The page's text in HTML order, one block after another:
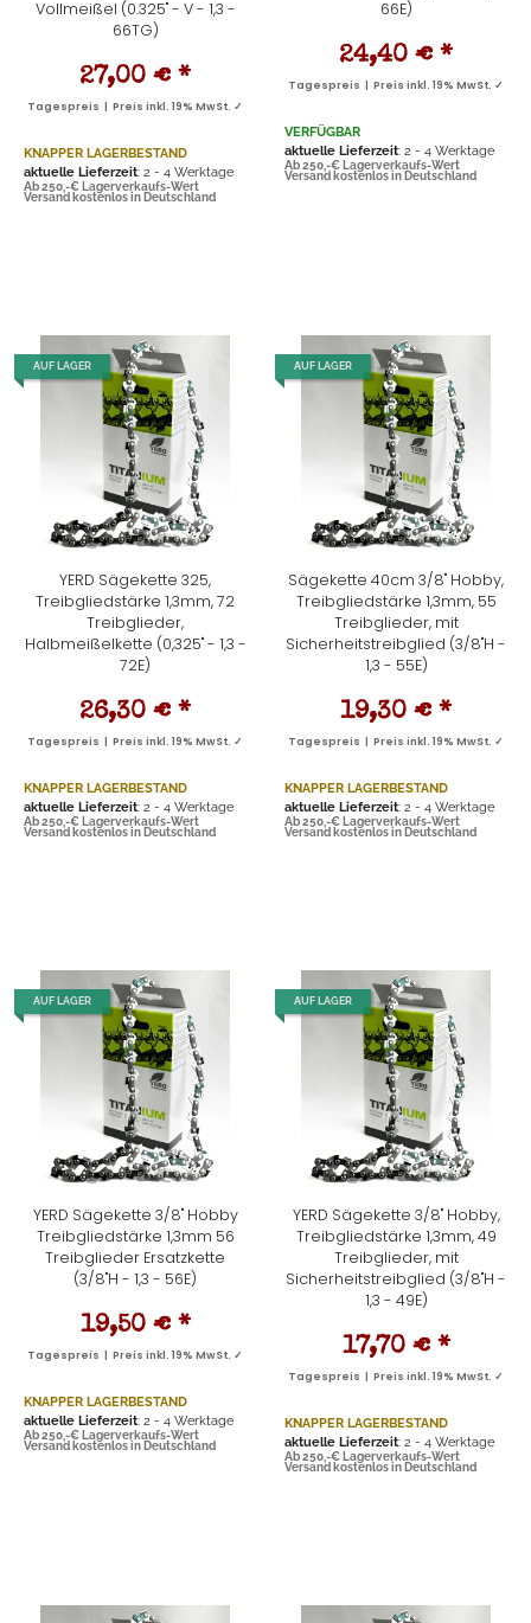
Vollmeißel (0.325" - V - 1,3 -
66TG)
27,00 € *
Tagespreis | Preis inkl. 19% MwSt. ✓
KNAPPER LAGERBESTAND
aktuelle Lieferzeit: 2 - 4 Werktage
Ab 250,-€ Lagerverkaufs-Wert
Versand kostenlos in Deutschland
66E)
24,40 € *
Tagespreis | Preis inkl. 19% MwSt. ✓
VERFÜGBAR
aktuelle Lieferzeit: 2 - 4 Werktage
Ab 250,-€ Lagerverkaufs-Wert
Versand kostenlos in Deutschland
AUF LAGER
YERD Sägekette 325,
Treibgliedstärke 1,3mm, 72
Treibglieder,
Halbmeißelkette (0,325" - 1,3 -
72E)
26,30 € *
Tagespreis | Preis inkl. 19% MwSt. ✓
KNAPPER LAGERBESTAND
aktuelle Lieferzeit: 2 - 4 Werktage
Ab 250,-€ Lagerverkaufs-Wert
Versand kostenlos in Deutschland
AUF LAGER
Sägekette 40cm 3/8" Hobby,
Treibgliedstärke 1,3mm, 55
Treibglieder, mit
Sicherheitstreibglied (3/8"H -
1,3 - 55E)
19,30 € *
Tagespreis | Preis inkl. 19% MwSt. ✓
KNAPPER LAGERBESTAND
aktuelle Lieferzeit: 2 - 4 Werktage
Ab 250,-€ Lagerverkaufs-Wert
Versand kostenlos in Deutschland
AUF LAGER
YERD Sägekette 3/8" Hobby
Treibgliedstärke 1,3mm 56
Treibglieder Ersatzkette
(3/8"H - 1,3 - 56E)
19,50 € *
Tagespreis | Preis inkl. 19% MwSt. ✓
KNAPPER LAGERBESTAND
aktuelle Lieferzeit: 2 - 4 Werktage
Ab 250,-€ Lagerverkaufs-Wert
Versand kostenlos in Deutschland
AUF LAGER
YERD Sägekette 3/8" Hobby,
Treibgliedstärke 1,3mm, 49
Treibglieder, mit
Sicherheitstreibglied (3/8"H -
1,3 - 49E)
17,70 € *
Tagespreis | Preis inkl. 19% MwSt. ✓
KNAPPER LAGERBESTAND
aktuelle Lieferzeit: 2 - 4 Werktage
Ab 250,-€ Lagerverkaufs-Wert
Versand kostenlos in Deutschland